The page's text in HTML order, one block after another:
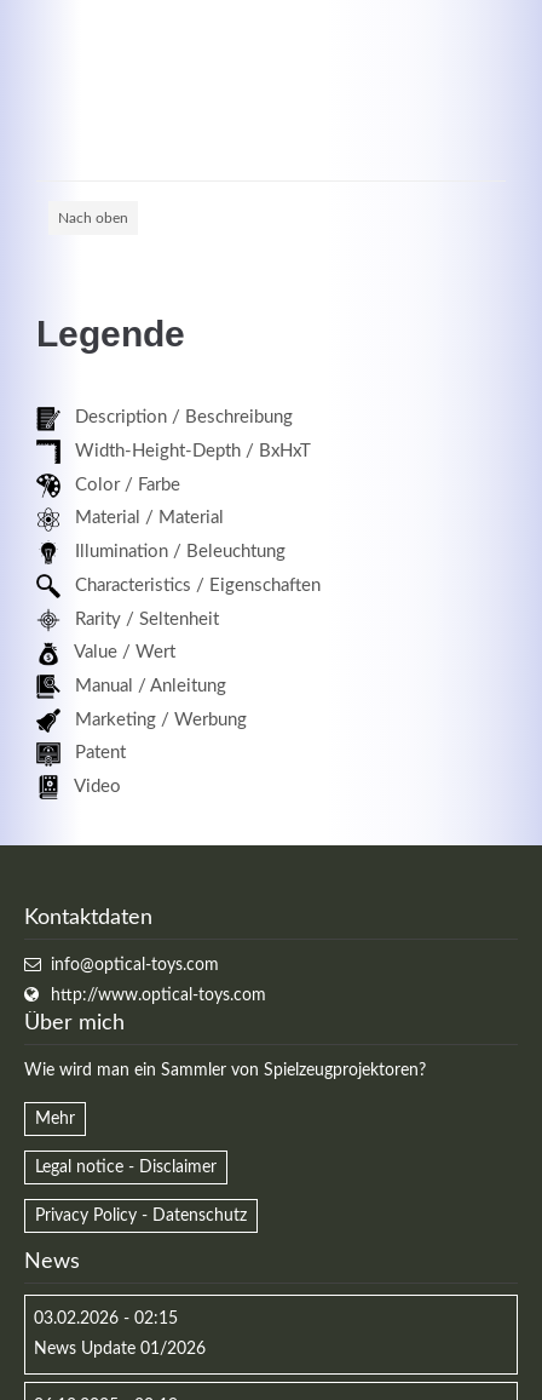
Nach oben
Legende
Description / Beschreibung
Width-Height-Depth / BxHxT
Color / Farbe
Material / Material
Illumination / Beleuchtung
Characteristics / Eigenschaften
Rarity / Seltenheit
Value / Wert
Manual / Anleitung
Marketing / Werbung
Patent
Video
Kontaktdaten
info@optical-toys.com
http://www.optical-toys.com
Über mich
Wie wird man ein Sammler von Spielzeugprojektoren?
Mehr
Legal notice - Disclaimer
Privacy Policy - Datenschutz
News
03.02.2026 - 02:15
News Update 01/2026
Registrieren